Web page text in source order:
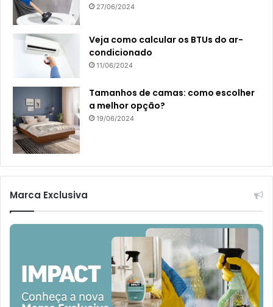
27/06/2024
Veja como calcular os BTUs do ar-
condicionado
11/06/2024
Tamanhos de camas: como escolher
a melhor opção?
19/06/2024
Marca Exclusiva